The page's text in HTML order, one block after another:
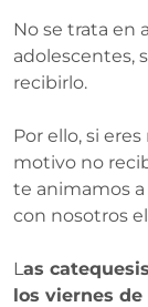
No se trata en
adolescentes,
recibirlo.
Por ello, si
motivo no
te animamos
con nosotros
L as
los viernes de